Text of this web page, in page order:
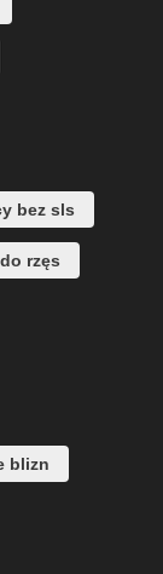
bez sls
rzęs
blizn